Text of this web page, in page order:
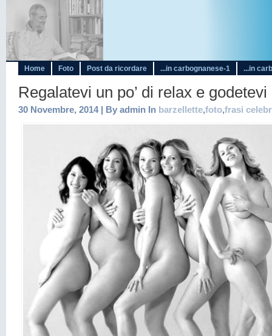
Home Foto Post da ricordare ...in carbognanese-1 ...in
Regalatevi un po’ di relax e
30 Novembre, 2014 | By admin In barzellette,foto,frasi